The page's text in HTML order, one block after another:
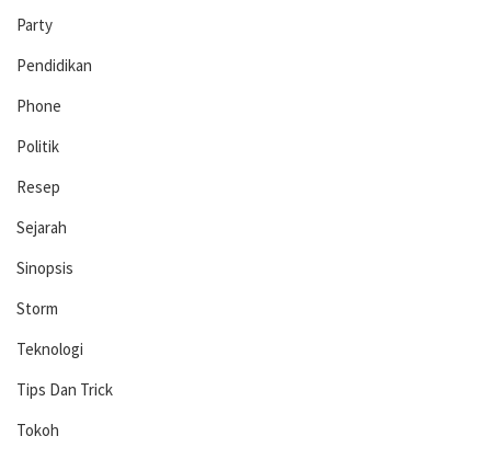
Party
Pendidikan
Phone
Politik
Resep
Sejarah
Sinopsis
Storm
Teknologi
Tips Dan Trick
Tokoh